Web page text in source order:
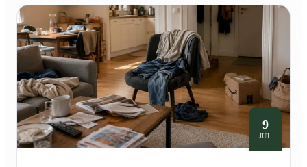
9
JUL